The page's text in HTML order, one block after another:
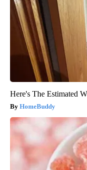
Here's The Estimated
HomeBuddy